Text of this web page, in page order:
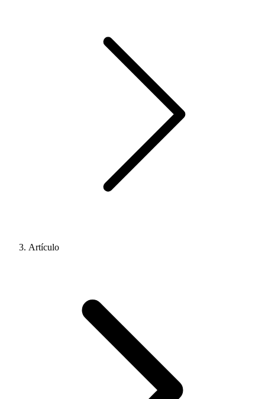
Artículo